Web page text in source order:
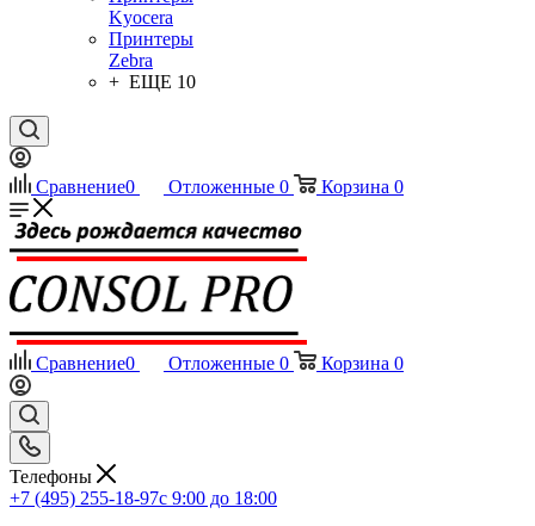
Kyocera
Принтеры
Zebra
+ ЕЩЕ 10
Сравнение0 Отложенные 0 Корзина 0
Сравнение0 Отложенные 0 Корзина 0
Телефоны
+7 (495) 255-18-97с 9:00 до 18:00